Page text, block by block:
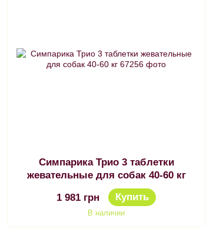
Симпарика Трио 3 таблетки
жевательные для собак 40-60 кг
1 981 грн Купить
В наличии